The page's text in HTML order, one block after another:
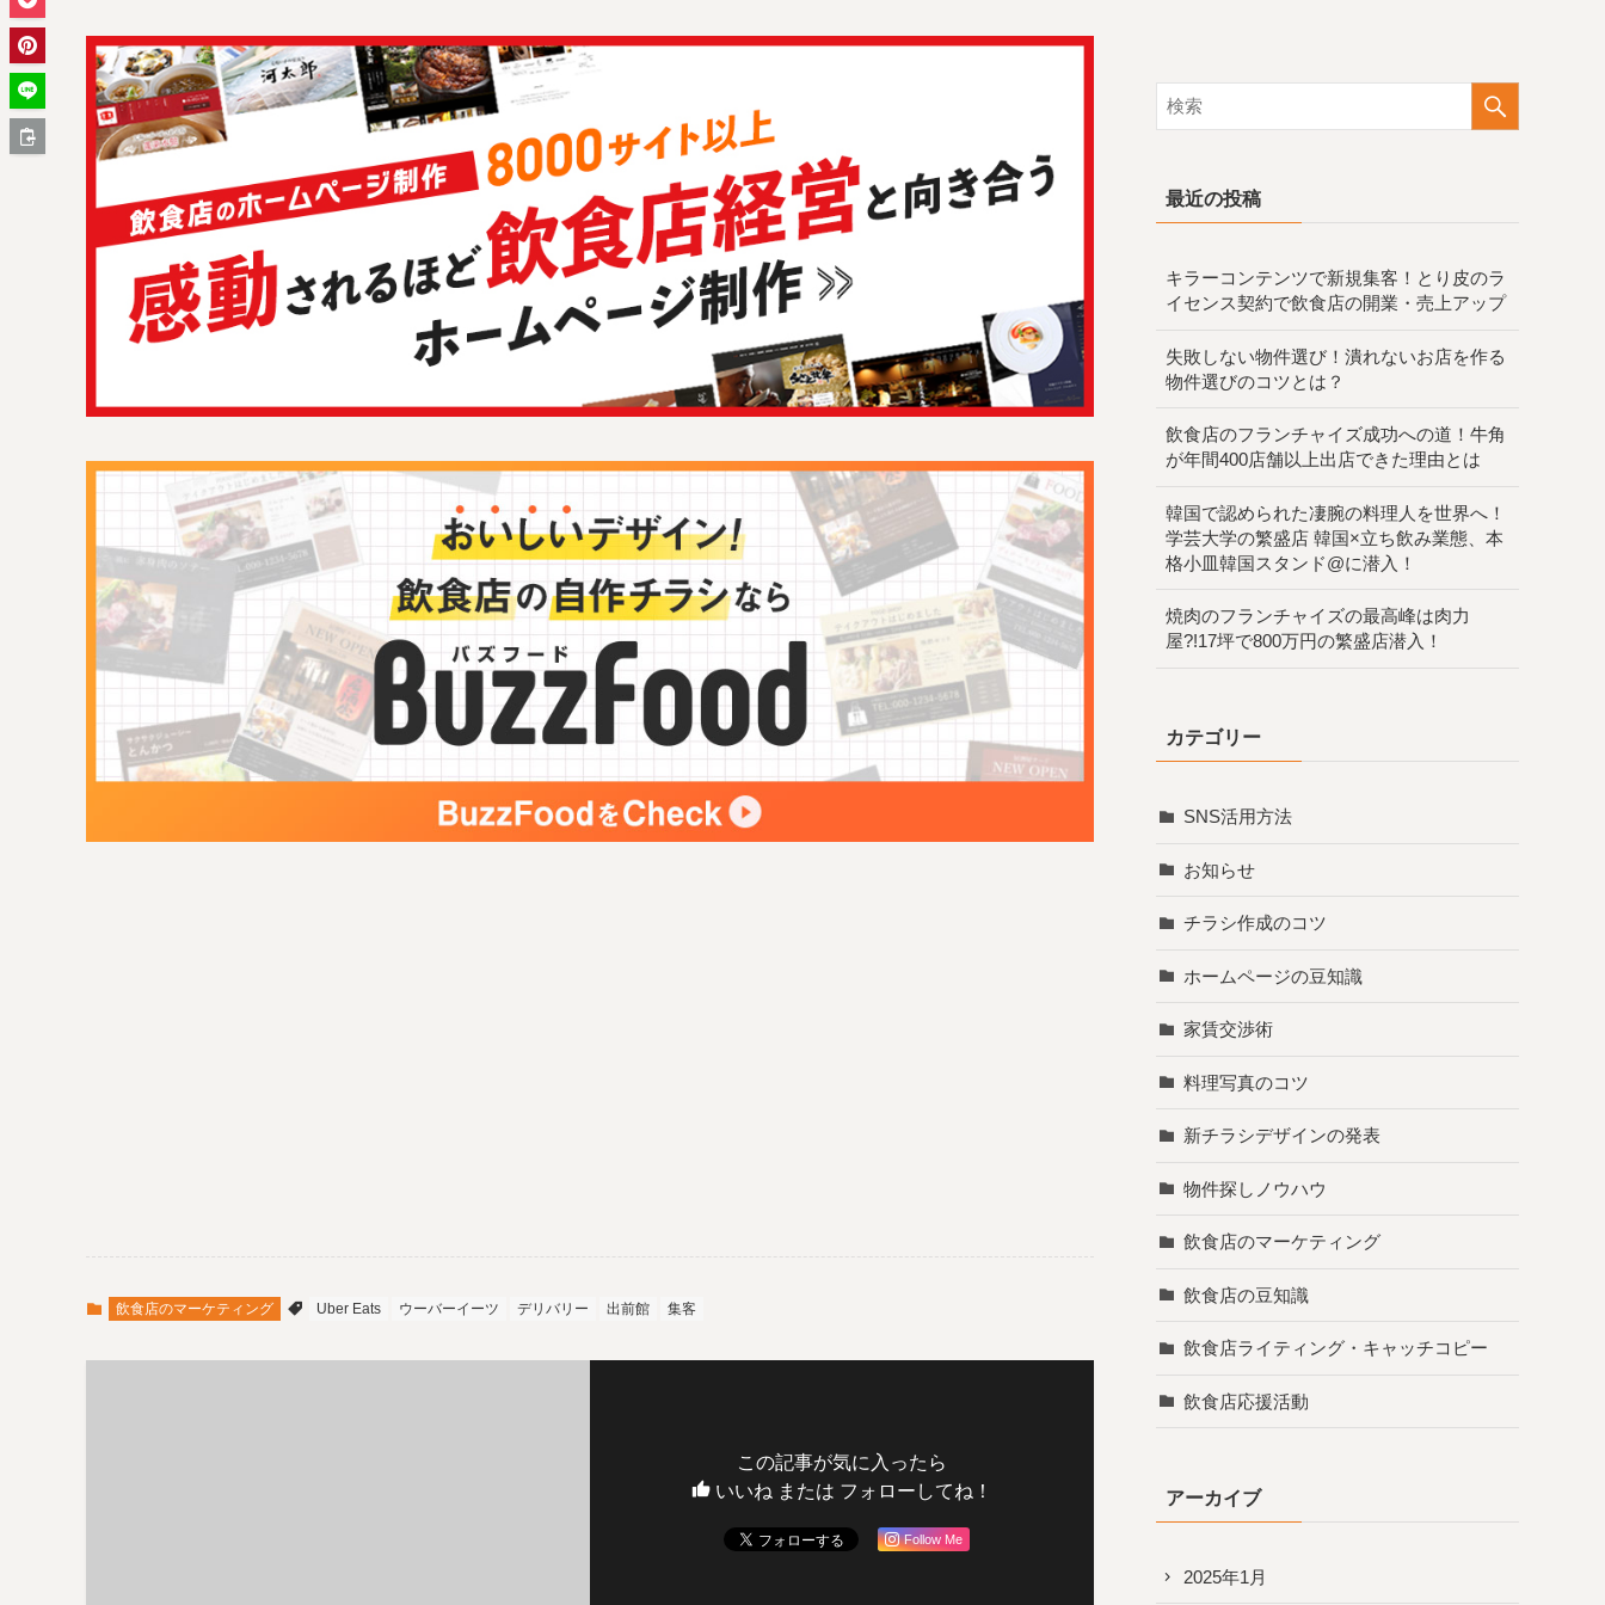
飲食店のマーケティング Uber Eats ウーバーイーツ デリバリー 出前館 集客
この記事が気に入ったら
いいね または フォローしてね！
Follow Me
最近の投稿
キラーコンテンツで新規集客！とり皮のラ
イセンス契約で飲食店の開業・売上アップ
失敗しない物件選び！潰れないお店を作る
物件選びのコツとは？
飲食店のフランチャイズ成功への道！牛角
が年間400店舗以上出店できた理由とは
韓国で認められた凄腕の料理人を世界へ！
学芸大学の繁盛店 韓国×立ち飲み業態、本
格小皿韓国スタンド@に潜入！
焼肉のフランチャイズの最高峰は肉力
屋?!17坪で800万円の繁盛店潜入！
カテゴリー
SNS活用方法
お知らせ
チラシ作成のコツ
ホームページの豆知識
家賃交渉術
料理写真のコツ
新チラシデザインの発表
物件探しノウハウ
飲食店のマーケティング
飲食店の豆知識
飲食店ライティング・キャッチコピー
飲食店応援活動
アーカイブ
2025年1月